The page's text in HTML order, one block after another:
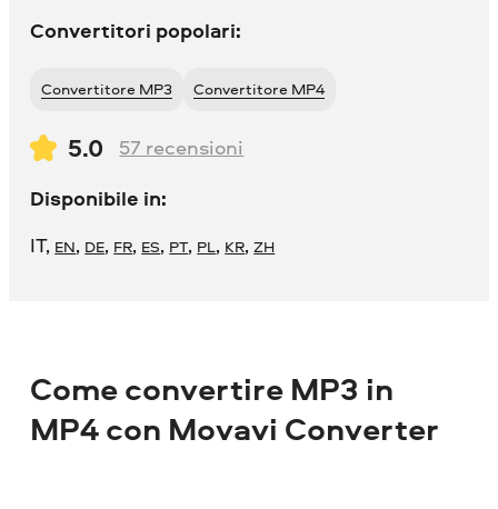
Convertitori popolari:
Convertitore MP3 Convertitore MP4
5.0 57 recensioni
Disponibile in:
IT, EN, DE, FR, ES, PT, PL, KR,ZH
Come convertire MP3 in
MP4 con Movavi Converter